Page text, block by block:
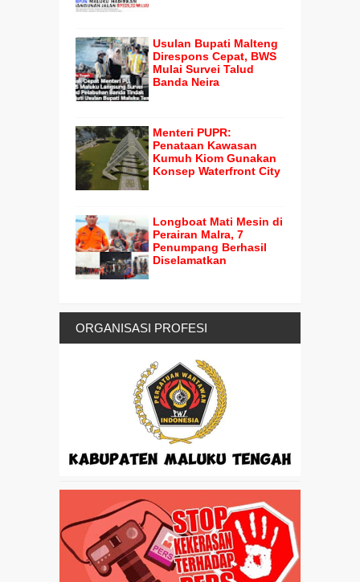
Usulan Bupati Malteng
Direspons Cepat, BWS
Mulai Survei Talud
Banda Neira
Menteri PUPR:
Penataan Kawasan
Kumuh Kiom Gunakan
Konsep Waterfront City
Longboat Mati Mesin di
Perairan Malra, 7
Penumpang Berhasil
Diselamatkan
ORGANISASI PROFESI